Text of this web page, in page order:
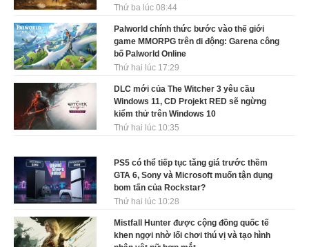
Thứ ba lúc 08:44
Palworld chính thức bước vào thế giới
game MMORPG trên di động: Garena công
bố Palworld Online
Thứ hai lúc 17:29
DLC mới của The Witcher 3 yêu cầu
Windows 11, CD Projekt RED sẽ ngừng
kiểm thử trên Windows 10
Thứ hai lúc 10:35
PS5 có thể tiếp tục tăng giá trước thềm
GTA 6, Sony và Microsoft muốn tận dụng
bom tấn của Rockstar?
Thứ hai lúc 10:28
Mistfall Hunter được cộng đồng quốc tế
khen ngợi nhờ lối chơi thú vị và tạo hình